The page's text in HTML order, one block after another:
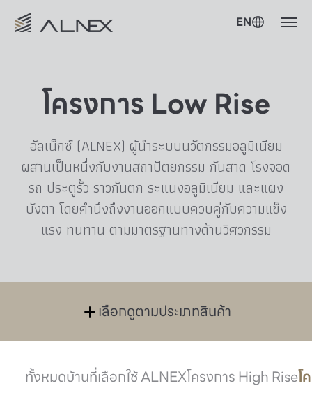
EN
โครงการ Low Rise
อัลเน็กซ์ (ALNEX) ผู้นำระบบนวัตกรรมอลูมิเนียม
ผสานเป็นหนึ่งกับงานสถาปัตยกรรม กันสาด โรงจอด
รถ ประตูรั้ว ราวกันตก ระแนงอลูมิเนียม และแผง
บังตา โดยคำนึงถึงงานออกแบบควบคู่กับความแข็ง
แรง ทนทาน ตามมาตรฐานทางด้านวิศวกรรม
เลือกดูตามประเภทสินค้า
ทั้งหมดบ้านที่เลือกใช้ ALNEXโครงการ High Riseโ